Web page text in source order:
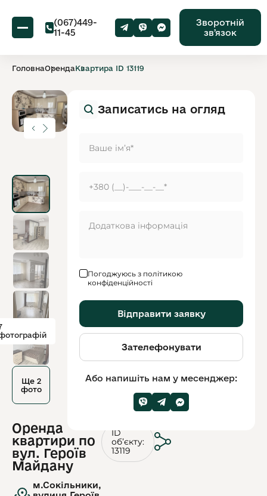
(067)449-
11-45
Зворотній
звʼязок
ГоловнаОрендаКвартира ID 13119
Ще 2
фото
Оренда
квартири по
вул. Героїв
Майдану
м.Сокільники,
ID
обʼєкту:
13119
Записатись на огляд
Погоджуюсь з політикою
конфіденційності
Відправити заявку
Зателефонувати
Або напишіть нам у месенджер: